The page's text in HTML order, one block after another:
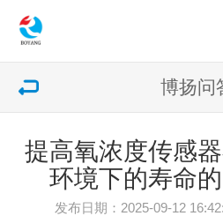
博扬问
提高氧浓度传感
环境下的寿命
发布日期：2025-09-12